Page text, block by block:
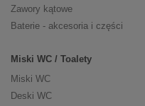
Zawory kątowe
Baterie - akcesoria i części
Miski WC / Toalety
Miski WC
Deski WC